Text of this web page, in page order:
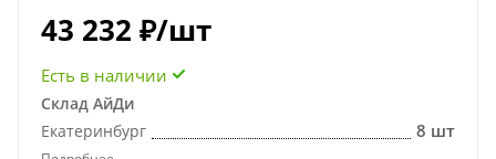
43 232 ₽/шт
Есть в наличии
Склад АйДи
Екатеринбург
8 шт